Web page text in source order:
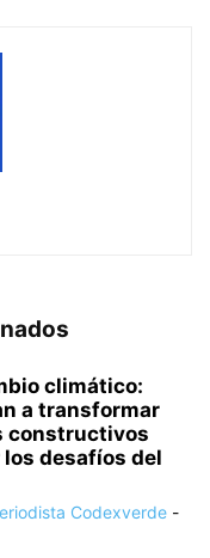
climático:
a transformar
constructivos
desafíos del
Codexverde -